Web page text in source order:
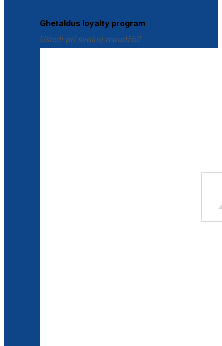
Ghetaldus loyalty program
Uštedi pri svakoj narudžbi!